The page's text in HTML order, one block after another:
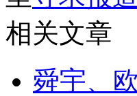
相关文章
舜宇、